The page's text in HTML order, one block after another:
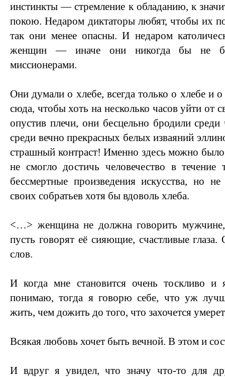
инстинкты — стремление к обладанию, к
покою. Недаром диктаторы любят, чтобы их
так они менее опасны. И недаром
женщин — иначе они никогда бы не
миссионерами.
Они думали о хлебе, всегда только о хлебе и
сюда, чтобы хоть на несколько часов уйти от
опустив плечи, они бесцельно бродили
среди вечно прекрасных белых изваяний
страшный контраст! Именно здесь можно
не смогло достичь человечество в течение
бессмертные произведения искусства, но
своих собратьев хотя бы вдоволь хлеба.
<…> женщина не должна говорить
пусть говорят её сияющие, счастливые глаза.
слов.
И когда мне становится очень тоскливо
понимаю, тогда я говорю себе, что уж
жить, чем дожить до того, что захочется
Всякая любовь хочет быть вечной. В этом и
И вдруг я увидел, что значу что-то для